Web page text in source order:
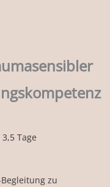
Tage
zu